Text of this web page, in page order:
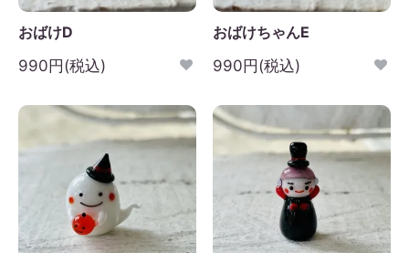
おばけD
990円(税込)
おばけちゃんE
990円(税込)